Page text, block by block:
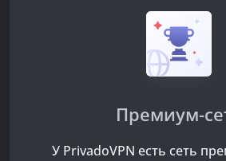
Премиум-
У PrivadoVPN есть сеть